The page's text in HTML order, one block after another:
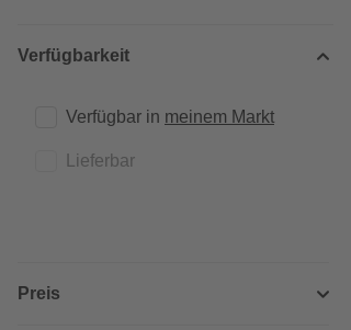
Verfügbarkeit
Verfügbar in meinem Markt
Lieferbar
Preis